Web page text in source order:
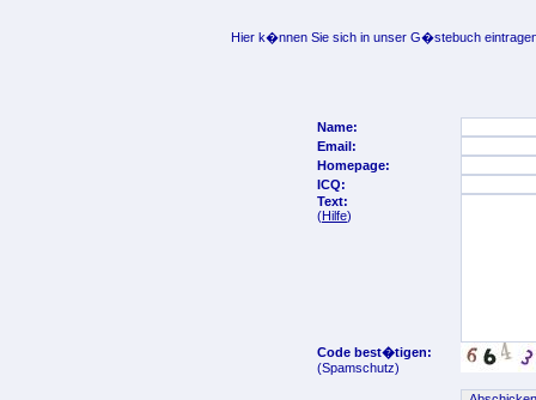
Hier k�nnen Sie sich in unser G�stebuch
Name:
Email:
Homepage:
ICQ:
Text:
(Hilfe)
Code best�tigen:
(Spamschutz)